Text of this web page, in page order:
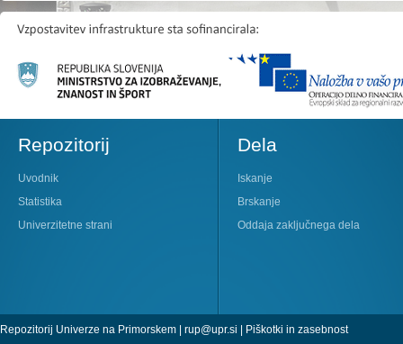
Repozitorij
Uvodnik
Statistika
Univerzitetne strani
Dela
Iskanje
Brskanje
Oddaja zaključnega dela
Repozitorij Univerze na Primorskem | rup@upr.si | Piškotki in zasebnost